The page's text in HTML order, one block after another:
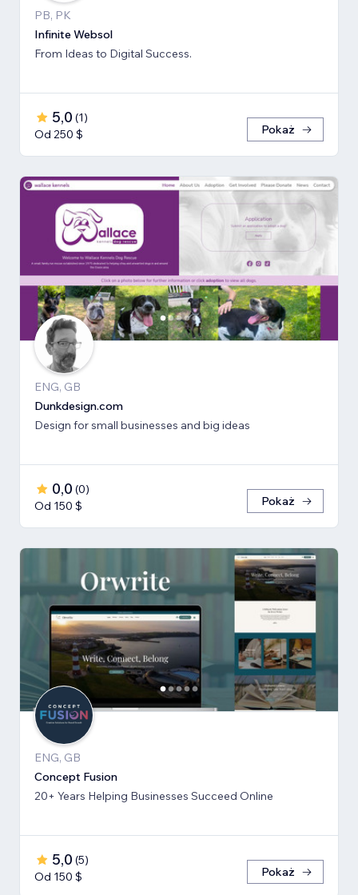
PB, PK
Infinite Websol
From Ideas to Digital Success.
5,0 (1)
Od 250 $
Pokaż
ENG, GB
Dunkdesign.com
Design for small businesses and big ideas
0,0 (0)
Od 150 $
Pokaż
ENG, GB
Concept Fusion
20+ Years Helping Businesses Succeed Online
5,0 (5)
Od 150 $
Pokaż